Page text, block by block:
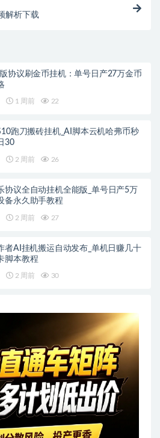
解析下载
协议刷金币挂机：单号日产27万金币
1 周前 22
跑刀搬砖挂机_AI脚本云机哈弗币秒
30
2 周前 26
协议全自动挂机全能版_单号日产5万
备永久助手教程
2 周前 27
者AI挂机搬运自动发布_单机日赚几十
脚本教程
2 周前 30